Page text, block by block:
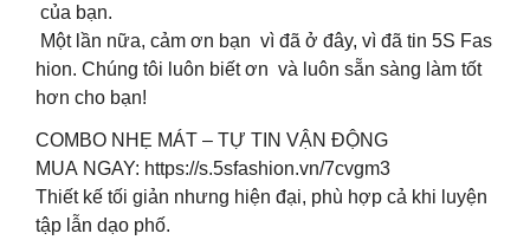
của bạn.
Một lần nữa, cảm ơn bạn vì đã ở đây, vì đã tin 5S Fas
hion. Chúng tôi luôn biết ơn và luôn sẵn sàng làm tốt
hơn cho bạn!
COMBO NHẸ MÁT – TỰ TIN VẬN ĐỘNG
MUA NGAY: https://s.5sfashion.vn/7cvgm3
Thiết kế tối giản nhưng hiện đại, phù hợp cả khi luyện
tập lẫn dạo phố.